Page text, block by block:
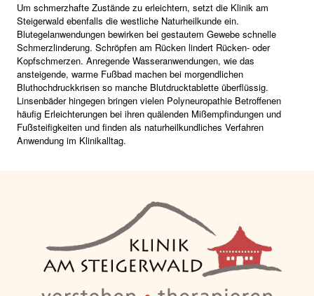
Um schmerzhafte Zustände zu erleichtern, setzt die Klinik am
Steigerwald ebenfalls die westliche Naturheilkunde ein.
Blutegelanwendungen bewirken bei gestautem Gewebe schnelle
Schmerzlinderung. Schröpfen am Rücken lindert Rücken- oder
Kopfschmerzen. Anregende Wasseranwendungen, wie das
ansteigende, warme Fußbad machen bei morgendlichen
Bluthochdruckkrisen so manche Blutdrucktablette überflüssig.
Linsenbäder hingegen bringen vielen Polyneuropathie Betroffenen
häufig Erleichterungen bei ihren quälenden Mißempfindungen und
Fußsteifigkeiten und finden als naturheilkundliches Verfahren
Anwendung im Klinikalltag.